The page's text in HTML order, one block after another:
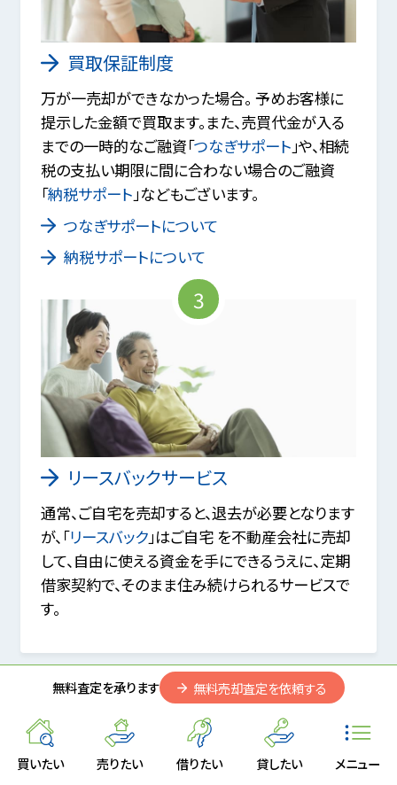
買いたい 売りたい 借りたい 貸したい メニュー
買取保証制度
万が一売却ができなかった場合。 予めお客様に
提示した金額で買取ます。また、売買代金が入る
までの一時的なご融資「つなぎサポート 」や、相続
税の支払い期限に間に合わない場合のご融資
「納税サポート 」などもございます。
つなぎサポートについて
納税サポートについて
3
リースバックサービス
通常、ご自宅を売却すると、退去が必要となります
が、「リースバック」はご自宅 を不動産会社に売却
して、自由に使える資金を手にできるうえに、定期
借家契約で、そのまま住み続けられるサービスで
す。
無料査定を承ります 無料売却査定を依頼する